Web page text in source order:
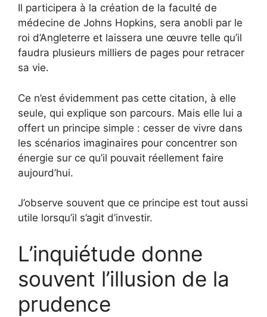
Il participera à la création de la faculté de
médecine de Johns Hopkins, sera anobli par le
roi d’Angleterre et laissera une œuvre telle qu’il
faudra plusieurs milliers de pages pour retracer
sa vie.
Ce n’est évidemment pas cette citation, à elle
seule, qui explique son parcours. Mais elle lui a
offert un principe simple : cesser de vivre dans
les scénarios imaginaires pour concentrer son
énergie sur ce qu’il pouvait réellement faire
aujourd’hui.
J’observe souvent que ce principe est tout aussi
utile lorsqu’il s’agit d’investir.
L’inquiétude donne
souvent l’illusion de la
prudence